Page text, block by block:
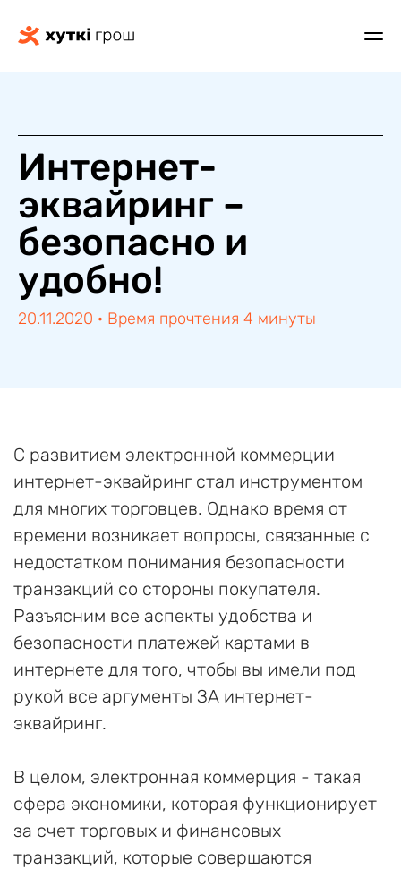
Интернет-
эквайринг –
безопасно и
удобно!
20.11.2020 · Время прочтения 4 минуты
С развитием электронной коммерции
интернет-эквайринг стал инструментом
для многих торговцев. Однако время от
времени возникает вопросы, связанные с
недостатком понимания безопасности
транзакций со стороны покупателя.
Разъясним все аспекты удобства и
безопасности платежей картами в
интернете для того, чтобы вы имели под
рукой все аргументы ЗА интернет-
эквайринг.
В целом, электронная коммерция - такая
сфера экономики, которая функционирует
за счет торговых и финансовых
транзакций, которые совершаются